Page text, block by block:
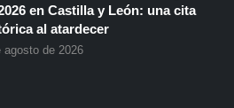
en Castilla y León: una cita
al atardecer
agosto de 2026